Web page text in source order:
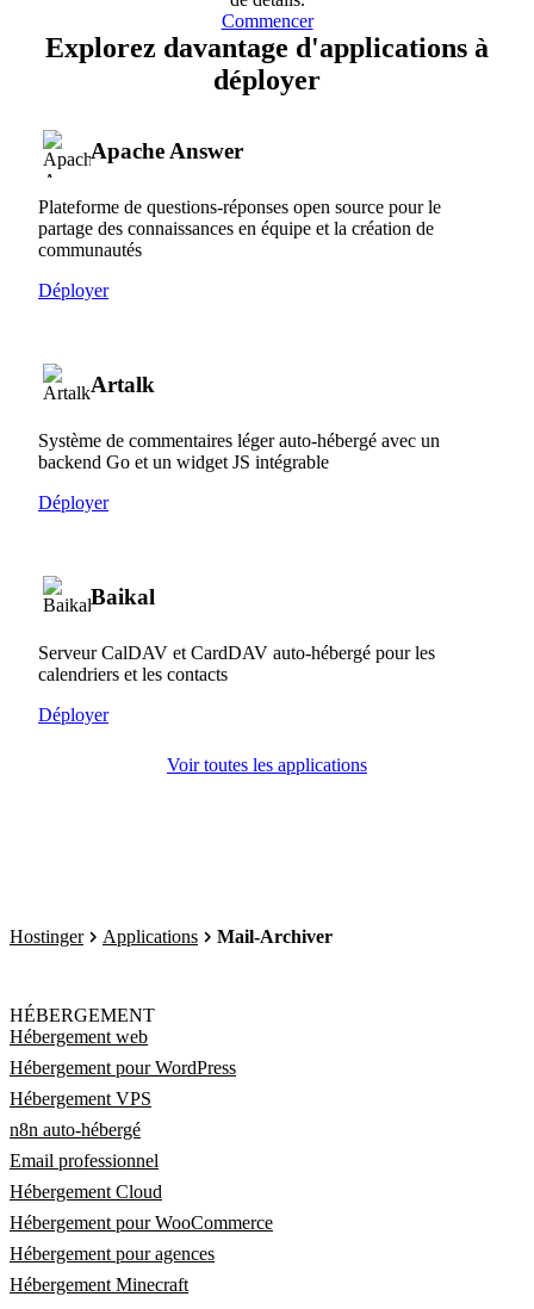
Commencer
Explorez davantage d'applications à
déployer
Apache Answer
Plateforme de questions-réponses open source pour le
partage des connaissances en équipe et la création de
communautés
Déployer
Artalk
Système de commentaires léger auto-hébergé avec un
backend Go et un widget JS intégrable
Déployer
Baikal
Serveur CalDAV et CardDAV auto-hébergé pour les
calendriers et les contacts
Déployer
Voir toutes les applications
Hostinger Applications Mail-Archiver
HÉBERGEMENT
Hébergement web
Hébergement pour WordPress
Hébergement VPS
n8n auto-hébergé
Email professionnel
Hébergement Cloud
Hébergement pour WooCommerce
Hébergement pour agences
Hébergement Minecraft